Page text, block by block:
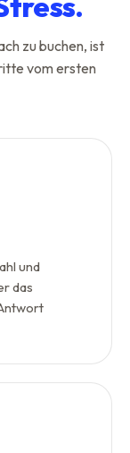
zu buchen, ist
vom ersten
und
das